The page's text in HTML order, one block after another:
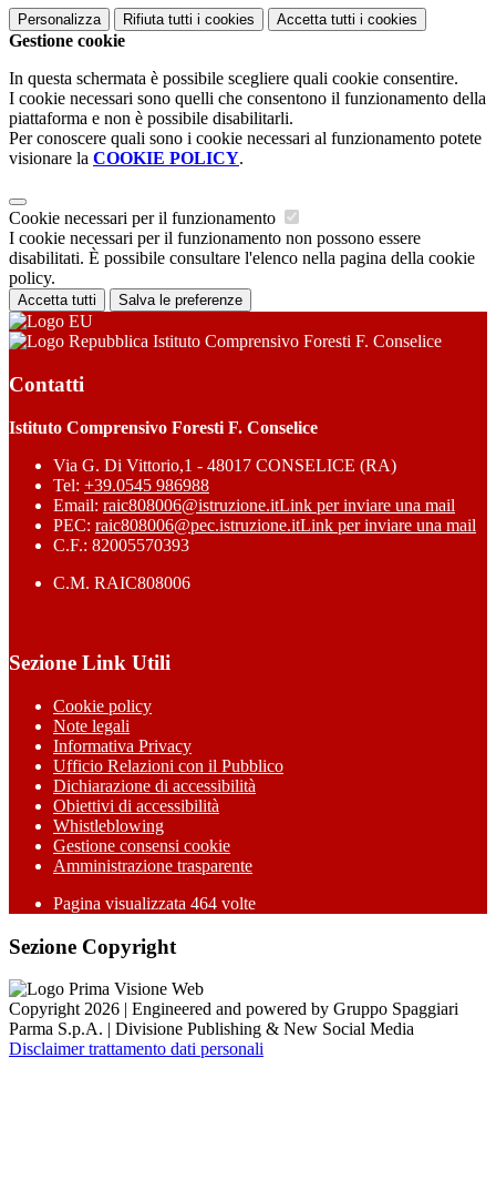
Personalizza Rifiuta tutti i cookies Accetta tutti i cookies
Gestione cookie
In questa schermata è possibile scegliere quali cookie consentire.
I cookie necessari sono quelli che consentono il funzionamento della
piattaforma e non è possibile disabilitarli.
Per conoscere quali sono i cookie necessari al funzionamento potete
visionare la COOKIE POLICY.
Cookie necessari per il funzionamento
I cookie necessari per il funzionamento non possono essere
disabilitati. È possibile consultare l'elenco nella pagina della cookie
policy.
Accetta tutti Salva le preferenze
Istituto Comprensivo Foresti F. Conselice
Contatti
Istituto Comprensivo Foresti F. Conselice
Via G. Di Vittorio,1 - 48017 CONSELICE (RA)
Tel: +39.0545 986988
Email: raic808006@istruzione.itLink per inviare una mail
PEC: raic808006@pec.istruzione.itLink per inviare una mail
C.F.: 82005570393
C.M. RAIC808006
Sezione Link Utili
Cookie policy
Note legali
Informativa Privacy
Ufficio Relazioni con il Pubblico
Dichiarazione di accessibilità
Obiettivi di accessibilità
Whistleblowing
Gestione consensi cookie
Amministrazione trasparente
Pagina visualizzata 464 volte
Sezione Copyright
Copyright 2026 | Engineered and powered by Gruppo Spaggiari
Parma S.p.A. | Divisione Publishing & New Social Media
Disclaimer trattamento dati personali